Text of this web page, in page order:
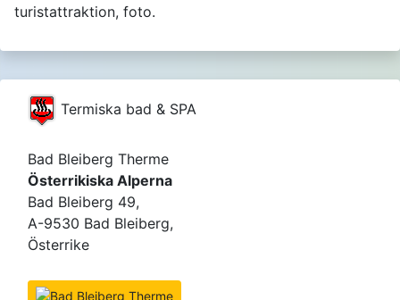
turistattraktion, foto.
Termiska bad & SPA
Bad Bleiberg Therme
Österrikiska Alperna
Bad Bleiberg 49,
A-9530 Bad Bleiberg,
Österrike